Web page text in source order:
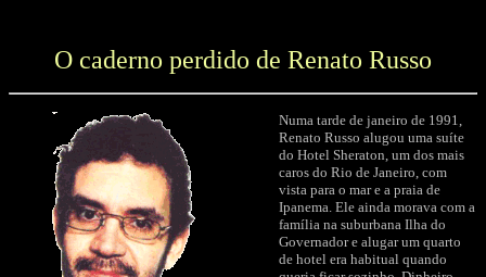
O caderno perdido de Renato Russo
Numa tarde de janeiro de 1991,
Renato Russo alugou uma suíte
do Hotel Sheraton, um dos mais
caros do Rio de Janeiro, com
vista para o mar e a praia de
Ipanema. Ele ainda morava com a
família na suburbana Ilha do
Governador e alugar um quarto
de hotel era habitual quando